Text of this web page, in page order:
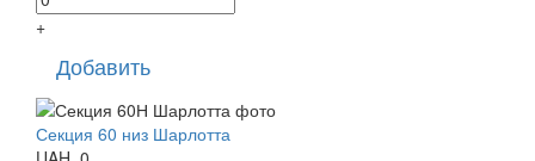
+
Добавить
Секция 60 низ Шарлотта